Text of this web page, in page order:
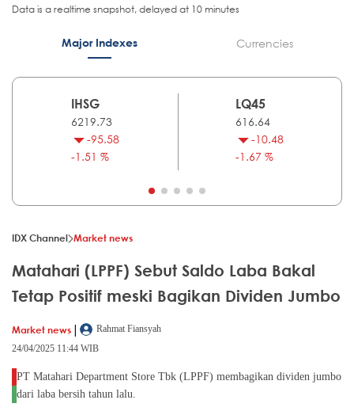
Data is a realtime snapshot, delayed at 10 minutes
Major Indexes Currencies
IHSG
6219.73
-95.58
-1.51 %
LQ45
616.64
-10.48
-1.67 %
IDX Channel Market news
Matahari (LPPF) Sebut Saldo Laba Bakal
Tetap Positif meski Bagikan Dividen Jumbo
Market news |
Rahmat Fiansyah
24/04/2025 11:44 WIB
PT Matahari Department Store Tbk (LPPF) membagikan dividen jumbo
dari laba bersih tahun lalu.